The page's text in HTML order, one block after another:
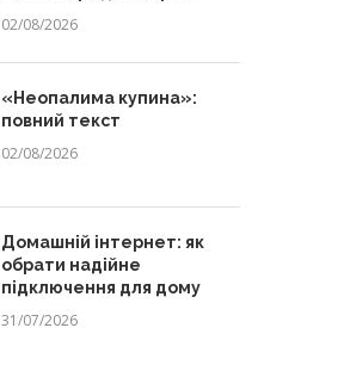
02/08/2026
«Неопалима купина»:
повний текст
02/08/2026
Домашній інтернет: як
обрати надійне
підключення для дому
31/07/2026